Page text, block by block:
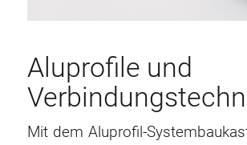
Aluprofile und
Mit dem Aluprofil-